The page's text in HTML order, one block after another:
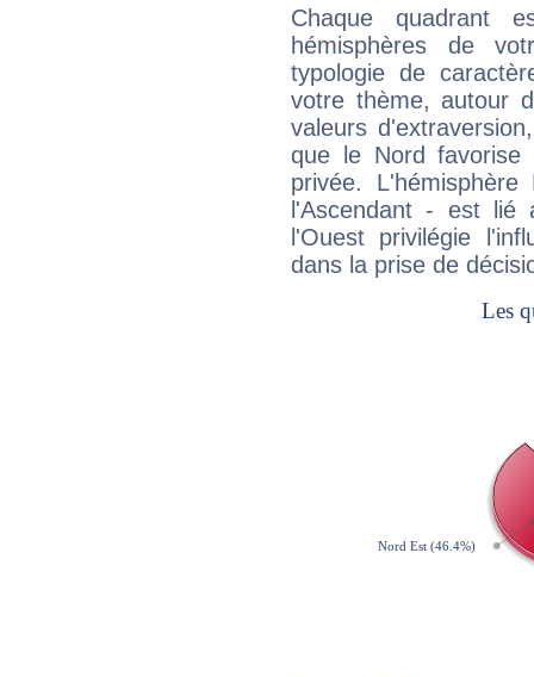
Chaque quadrant
hémisphères de
typologie de
votre thème, autour
valeurs
que le Nord favorise
privée.
l'Ascendant - est
l'Ouest privilégie
dans la prise de